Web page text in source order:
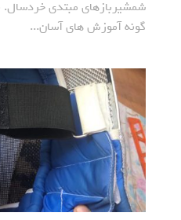
شمشیربازهای مبتدی خردسال.
گونه آموزش های آسان...